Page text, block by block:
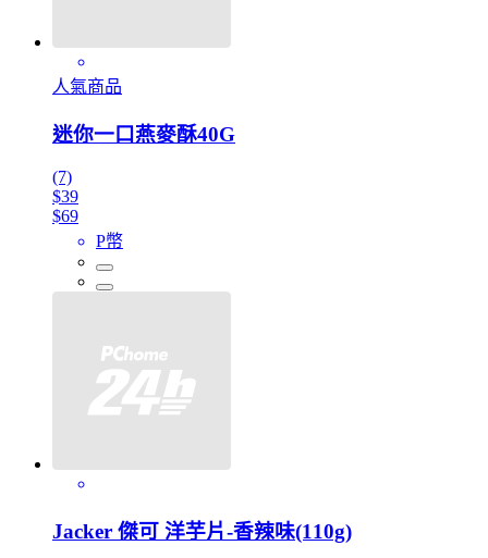
人氣商品
迷你一口燕麥酥40G
(7)
$39
$69
P幣
Jacker 傑可 洋芋片-香辣味(110g)